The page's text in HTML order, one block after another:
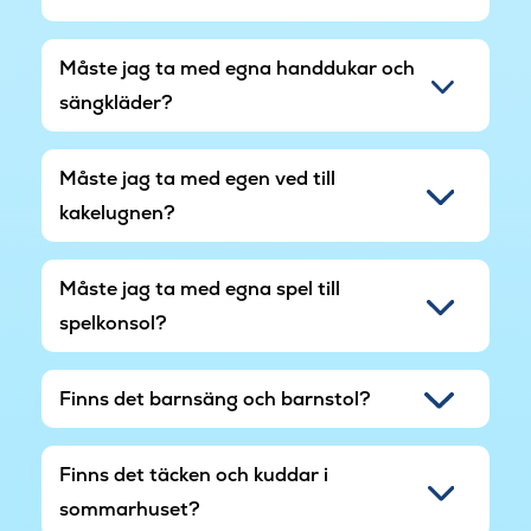
luftreningssystemet Nanoe, som renar luften
med elektrostatiska fina vattenpartiklar och ser
till att det alltid finns ren och frisk luft.
Måste jag ta med egna handdukar och
sängkläder?
Måste jag ta med egen ved till
kakelugnen?
Måste jag ta med egna spel till
spelkonsol?
Finns det barnsäng och barnstol?
Finns det täcken och kuddar i
sommarhuset?